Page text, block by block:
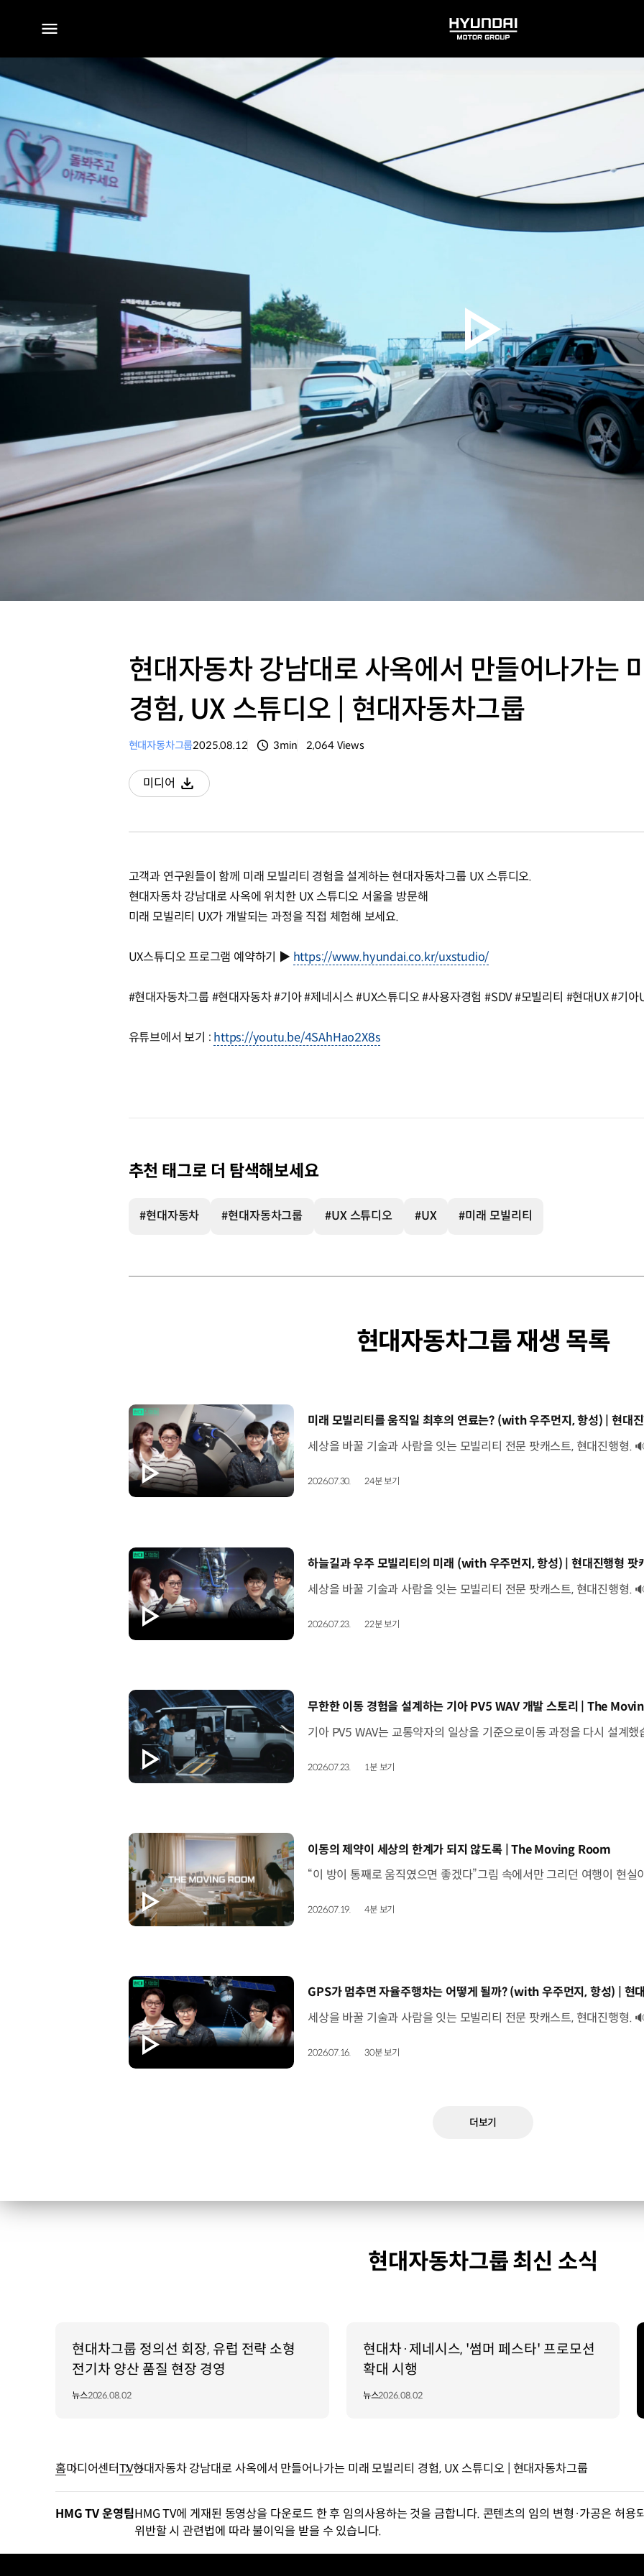
전체
HYUNDAI
MOTOR
현대자동차 강남대로 사옥에서 만들어나가는
경험, UX 스튜디오 | 현대자동차그룹
현대자동차그룹2025.08.12 3min 2,064 Views
미디어
다운로드
고객과 연구원들이 함께 미래 모빌리티 경험을 설계하는 현대자동차그룹 UX 스튜디오.
현대자동차 강남대로 사옥에 위치한 UX 스튜디오 서울을 방문해
미래 모빌리티 UX가 개발되는 과정을 직접 체험해 보세요.
UX스튜디오 프로그램 예약하기 ▶ https://www.hyundai.co.kr/uxstudio/
#현대자동차그룹 #현대자동차 #기아 #제네시스 #UX스튜디오 #사용자경험 #SDV #모빌리티 #현대UX #기
유튜브에서 보기 : https://youtu.be/4SAhHao2X8s
추천 태그로 더 탐색해보세요
#현대자동차 #현대자동차그룹 #UX 스튜디오 #UX #미래 모빌리티
현대자동차그룹 재생 목록
[동영상]
미래 모빌리티를 움직일 최후의 연료는? (with 우주먼지, 항성) | 현대
2026.07.30. 24분 보기
[동영상]
하늘길과 우주 모빌리티의 미래 (with 우주먼지, 항성) | 현대진행형 팟
2026.07.23. 22분 보기
[동영상]
무한한 이동 경험을 설계하는 기아 PV5 WAV 개발 스토리 | The
2026.07.23. 1분 보기
[동영상]
이동의 제약이 세상의 한계가 되지 않도록 | The Moving Room
2026.07.19. 4분 보기
[동영상]
2026.07.16. 30분 보기
더보기
현대자동차그룹 최신 소식
현대차그룹 정의선 회장, 유럽 전략 소형
전기차 양산 품질 현장 경영
뉴스2026.08.02
현대차·제네시스, '썸머 페스타' 프로모션
확대 시행
뉴스2026.08.02
홈미디어센터TV현대자동차 강남대로 사옥에서 만들어나가는 미래 모빌리티 경험, UX 스튜디오 | 현대자동차그룹
HMG TV 운영팀HMG TV에 게재된 동영상을 다운로드 한 후 임의사용하는 것을 금합니다. 콘텐츠의 임의 변형·가공은 허
위반할 시 관련법에 따라 불이익을 받을 수 있습니다.